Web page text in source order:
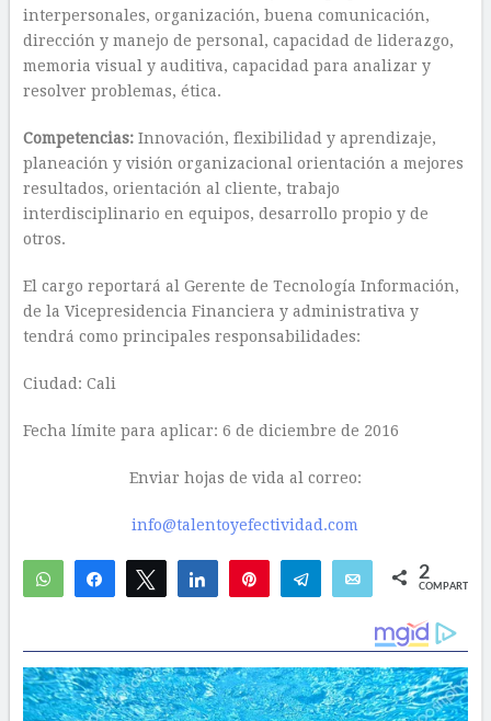
interpersonales, organización, buena comunicación,
dirección y manejo de personal, capacidad de liderazgo,
memoria visual y auditiva, capacidad para analizar y
resolver problemas, ética.
Competencias:Innovación, flexibilidad y aprendizaje,
planeación y visión organizacional orientación a mejores
resultados, orientación al cliente, trabajo
interdisciplinario en equipos, desarrollo propio y de
otros.
El cargo reportará al Gerente de Tecnología Información,
de la Vicepresidencia Financiera y administrativa y
tendrá como principales responsabilidades:
Ciudad: Cali
Fecha límite para aplicar: 6 de diciembre de 2016
Enviar hojas de vida al correo:
info@talentoyefectividad.com
WhatsAppCompartirTwittear Compartir Telegram Email 2
COMPARTIR